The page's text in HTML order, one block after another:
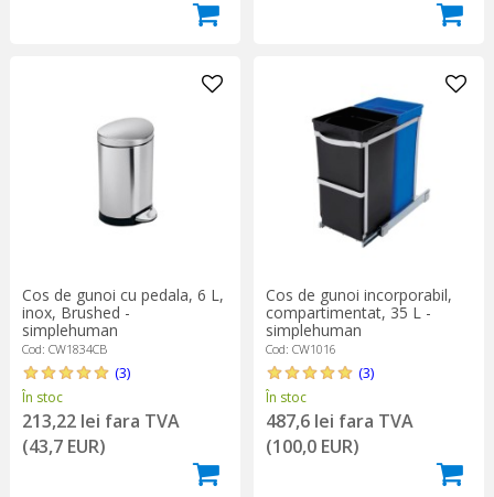
Cos de gunoi cu pedala, 6 L,
inox, Brushed -
simplehuman
Cod: CW1834CB
(3)
În stoc
213,22 lei fara TVA
(43,7 EUR)
Cos de gunoi incorporabil,
compartimentat, 35 L -
simplehuman
Cod: CW1016
(3)
În stoc
487,6 lei fara TVA
(100,0 EUR)